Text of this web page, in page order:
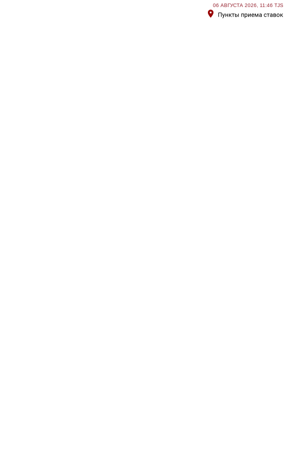
06 АВГУСТА 2026, 11:46 TJS